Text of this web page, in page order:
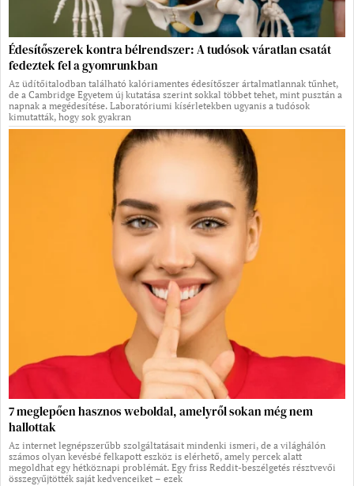
Édesítőszerek kontra bélrendszer: A tudósok váratlan csatát
fedeztek fel a gyomrunkban
Az üdítőitalodban található kalóriamentes édesítőszer ártalmatlannak tűnhet,
de a Cambridge Egyetem új kutatása szerint sokkal többet tehet, mint pusztán a
napnak a megédesítése. Laboratóriumi kísérletekben ugyanis a tudósok
kimutatták, hogy sok gyakran
7 meglepően hasznos weboldal, amelyről sokan még nem
hallottak
Az internet legnépszerűbb szolgáltatásait mindenki ismeri, de a világhálón
számos olyan kevésbé felkapott eszköz is elérhető, amely percek alatt
megoldhat egy hétköznapi problémát. Egy friss Reddit-beszélgetés résztvevői
összegyűjtötték saját kedvenceiket – ezek